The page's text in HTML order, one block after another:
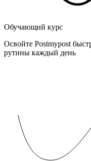
Обучающий курс
Освойте Postmypost
рутины каждый день